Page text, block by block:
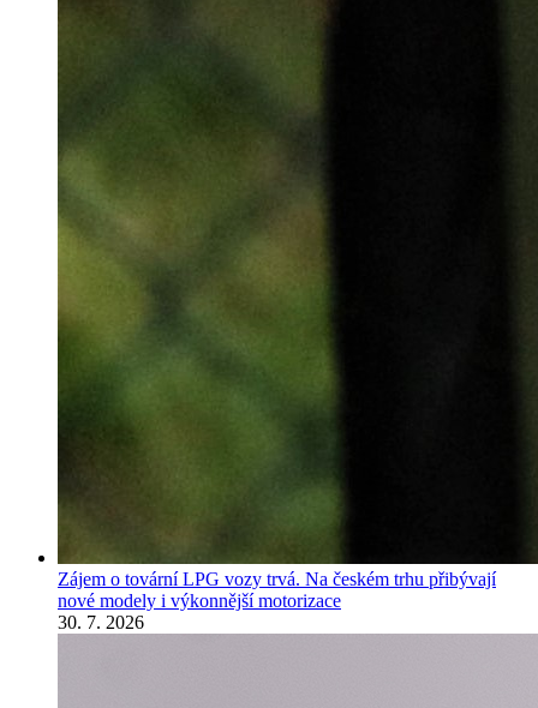
Zájem o tovární LPG vozy trvá. Na českém trhu přibývají
nové modely i výkonnější motorizace
30. 7. 2026